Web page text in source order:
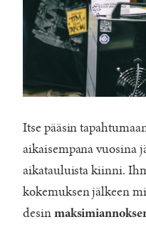
Itse pääsin
aikaisempana vuosina
aikatauluista kiinni.
kokemuksen jälkeen
desin